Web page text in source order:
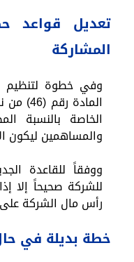
تعديل قواعد
المشاركة
وفي خطوة لتنظيم
الخاصة بالنسبة
والمساهمين ليكون
ووفقاً للقاعدة
للشركة صحيحاً إلا
رأس مال الشركة
خطة بديلة في